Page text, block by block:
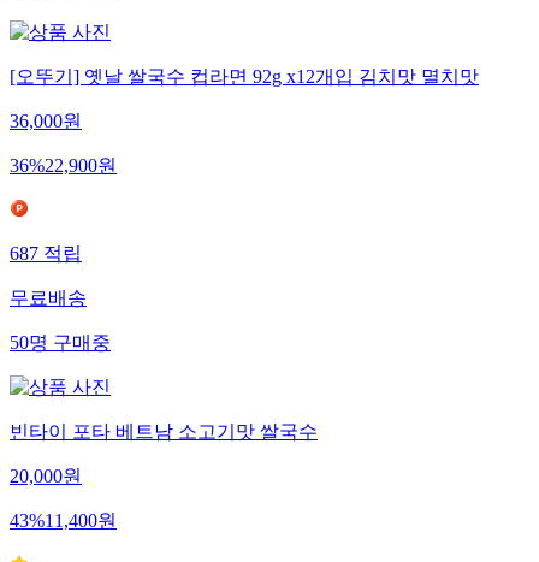
[오뚜기] 옛날 쌀국수 컵라면 92g x12개입 김치맛 멸치맛
36,000원
36%22,900원
687 적립
무료배송
50명 구매중
빈타이 포타 베트남 소고기맛 쌀국수
20,000원
43%11,400원